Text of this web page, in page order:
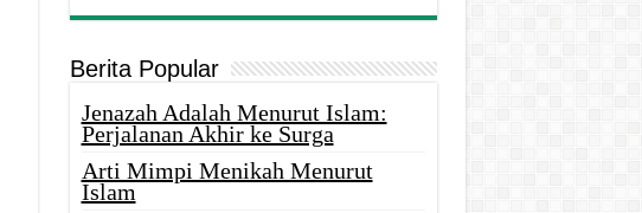
Berita Popular
Jenazah Adalah Menurut Islam:
Perjalanan Akhir ke Surga
Arti Mimpi Menikah Menurut
Islam